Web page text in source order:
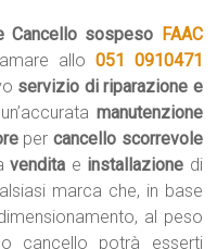
Cancello sospeso FAAC
allo 051 0910471
servizio di riparazione e
manutenzione
per cancello scorrevole
vendita e installazione di
marca che, in base
al peso
cancello potrà esserti